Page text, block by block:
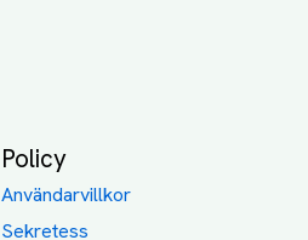
Policy
Användarvillkor
Sekretess